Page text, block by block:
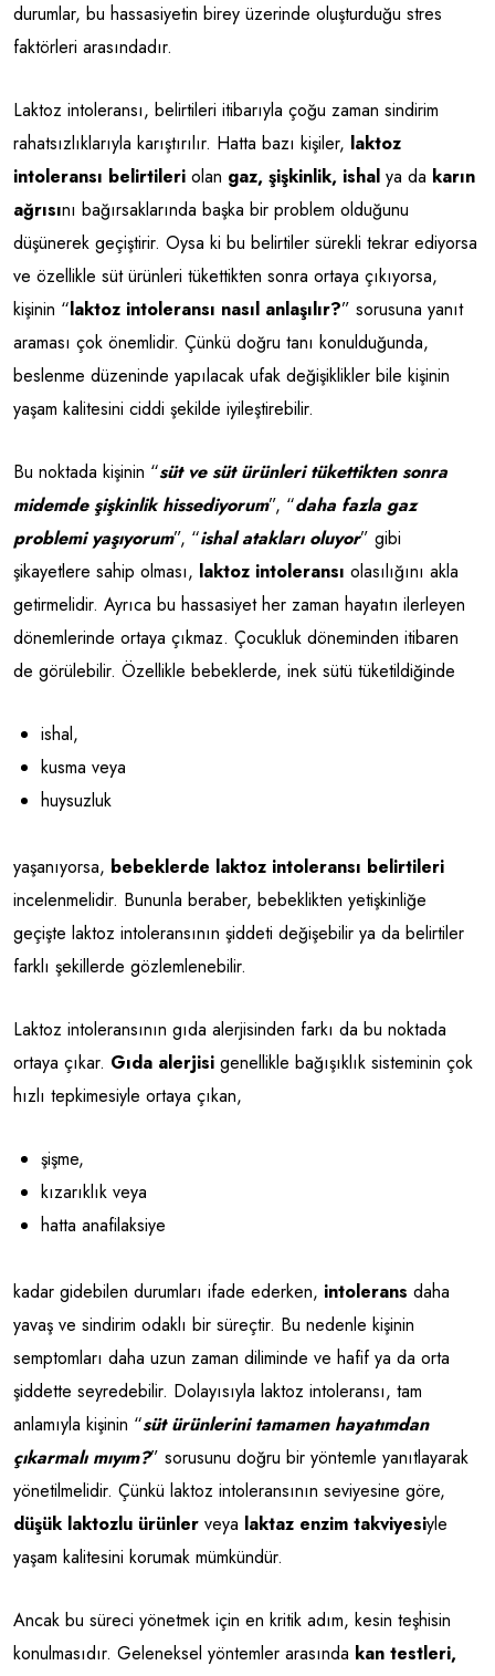
durumlar, bu hassasiyetin birey üzerinde oluşturduğu stres
faktörleri arasındadır.
Laktoz intoleransı, belirtileri itibarıyla çoğu zaman sindirim
rahatsızlıklarıyla karıştırılır. Hatta bazı kişiler, laktoz
intoleransı belirtileri olan gaz, şişkinlik, ishal ya da karın
ağrısını bağırsaklarında başka bir problem olduğunu
düşünerek geçiştirir. Oysa ki bu belirtiler sürekli tekrar ediyorsa
ve özellikle süt ürünleri tükettikten sonra ortaya çıkıyorsa,
kişinin “laktoz intoleransı nasıl anlaşılır?” sorusuna yanıt
araması çok önemlidir. Çünkü doğru tanı konulduğunda,
beslenme düzeninde yapılacak ufak değişiklikler bile kişinin
yaşam kalitesini ciddi şekilde iyileştirebilir.
Bu noktada kişinin “süt ve süt ürünleri tükettikten sonra
midemde şişkinlik hissediyorum”, “daha fazla gaz
problemi yaşıyorum”, “ishal atakları oluyor” gibi
şikayetlere sahip olması, laktoz intoleransı olasılığını akla
getirmelidir. Ayrıca bu hassasiyet her zaman hayatın ilerleyen
dönemlerinde ortaya çıkmaz. Çocukluk döneminden itibaren
de görülebilir. Özellikle bebeklerde, inek sütü tüketildiğinde
ishal,
kusma veya
huysuzluk
yaşanıyorsa, bebeklerde laktoz intoleransı belirtileri
incelenmelidir. Bununla beraber, bebeklikten yetişkinliğe
geçişte laktoz intoleransının şiddeti değişebilir ya da belirtiler
farklı şekillerde gözlemlenebilir.
Laktoz intoleransının gıda alerjisinden farkı da bu noktada
ortaya çıkar. Gıda alerjisi genellikle bağışıklık sisteminin çok
hızlı tepkimesiyle ortaya çıkan,
şişme,
kızarıklık veya
hatta anafilaksiye
kadar gidebilen durumları ifade ederken, intolerans daha
yavaş ve sindirim odaklı bir süreçtir. Bu nedenle kişinin
semptomları daha uzun zaman diliminde ve hafif ya da orta
şiddette seyredebilir. Dolayısıyla laktoz intoleransı, tam
anlamıyla kişinin “süt ürünlerini tamamen hayatımdan
çıkarmalı mıyım?” sorusunu doğru bir yöntemle yanıtlayarak
yönetilmelidir. Çünkü laktoz intoleransının seviyesine göre,
düşük laktozlu ürünler veya laktaz enzim takviyesiyle
yaşam kalitesini korumak mümkündür.
Ancak bu süreci yönetmek için en kritik adım, kesin teşhisin
konulmasıdır. Geleneksel yöntemler arasında kan testleri,